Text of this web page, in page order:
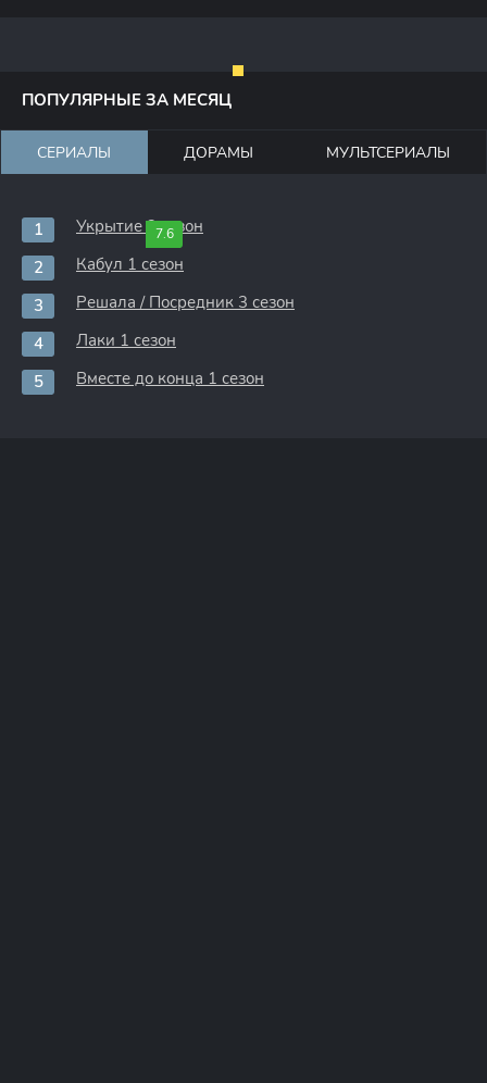
ПОПУЛЯРНЫЕ ЗА МЕСЯЦ
СЕРИАЛЫ ДОРАМЫ МУЛЬТСЕРИАЛЫ
7.6
Укрытие 3 сезон
Кабул 1 сезон
Решала / Посредник 3 сезон
Лаки 1 сезон
Вместе до конца 1 сезон